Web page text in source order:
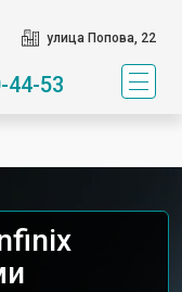
улица Попова, 22
44-53